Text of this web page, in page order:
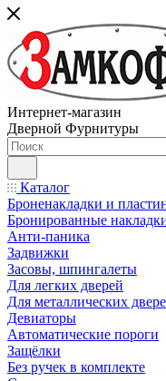
Интернет-магазин
Дверной Фурнитуры
Каталог
Броненакладки и
Бронированные
Анти-паника
Задвижки
Засовы, шпингалеты
Для легких дверей
Для металлических
Девиаторы
Автоматические пороги
Защёлки
Без ручек в комплекте